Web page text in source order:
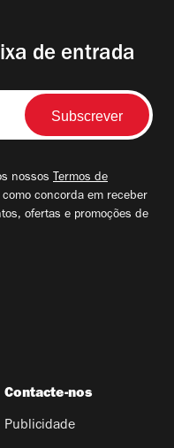
de entrada
nossos Termos de
como concorda em receber
ofertas e promoções de
Contacte-nos
Publicidade